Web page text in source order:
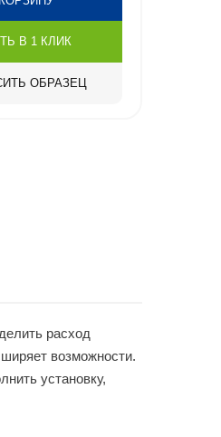
В 1 КЛИК
ОБРАЗЕЦ
расход
возможности.
установку,